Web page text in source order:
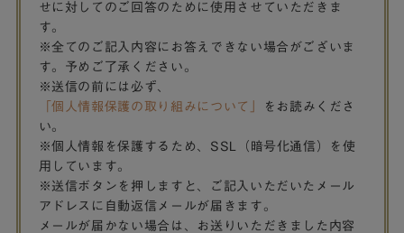
せに対してのご回答のために使用させていただきま
す。
※全てのご記入内容にお答えできない場合がございま
す。予めご了承ください。
※送信の前には必ず、
「個人情報保護の取り組みについて」
をお読みくださ
い。
※個人情報を保護するため、SSL（暗号化通信）を使
用しています。
※送信ボタンを押しますと、ご記入いただいたメール
アドレスに自動返信メールが届きます。
メールが届かない場合は、お送りいただきました内容